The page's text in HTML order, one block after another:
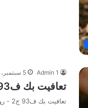
Admin 1 5 سبتمبر، 2023
تعافيت بك ف93 ج2 – رواية تعافيت بك PDF
تعافيت بك ف93 ج2 - رواية تعافيت بك PDF